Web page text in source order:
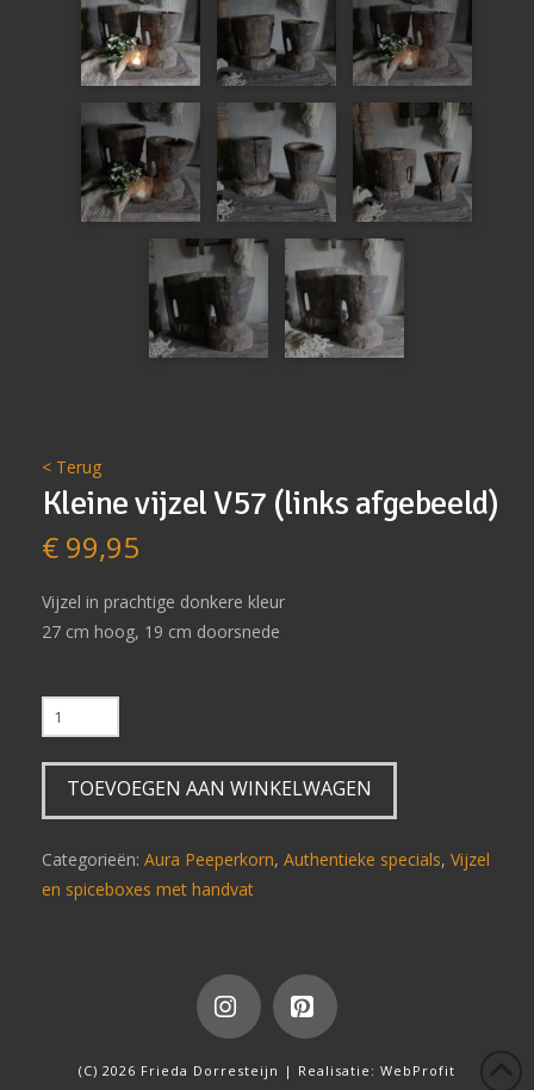
< Terug
Kleine vijzel V57 (links afgebeeld)
€99,95
Vijzel in prachtige donkere kleur
27 cm hoog, 19 cm doorsnede
Kleine
vijzel
V57
(links
aantal
TOEVOEGEN AAN WINKELWAGEN
Categorieën: Aura Peeperkorn, Authentieke specials, Vijzel
en spiceboxes met handvat
InstagramPinterest
(C) 2026 Frieda Dorresteijn | Realisatie: WebProfit